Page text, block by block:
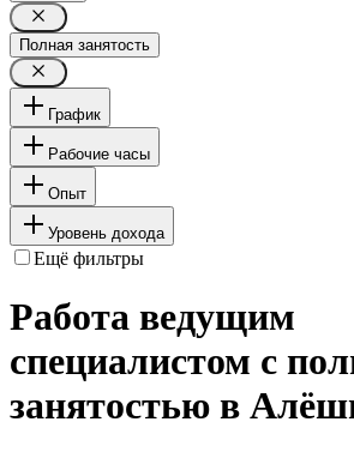
Полная занятость
График
Рабочие часы
Опыт
Уровень дохода
Ещё фильтры
Работа ведущим
специалистом с
занятостью в